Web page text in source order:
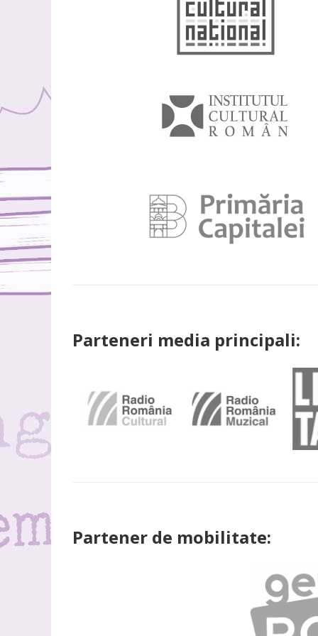
Parteneri media principali:
Partener de mobilitate: